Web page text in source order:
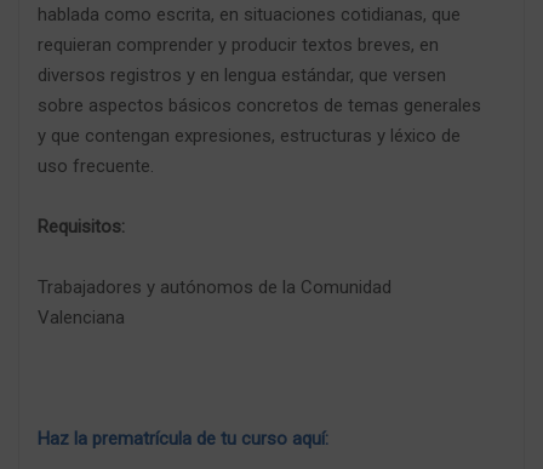
hablada como escrita, en situaciones cotidianas, que
requieran comprender y producir textos breves, en
diversos registros y en lengua estándar, que versen
sobre aspectos básicos concretos de temas generales
y que contengan expresiones, estructuras y léxico de
uso frecuente.
Requisitos:
Trabajadores y autónomos de la Comunidad
Valenciana
Haz la prematrícula de tu curso aquí: